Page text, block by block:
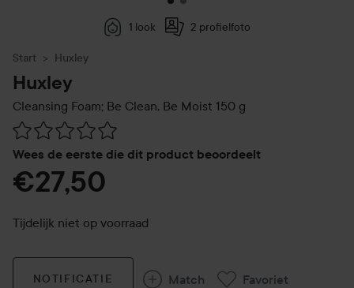
1 look 2 profielfoto
Start Huxley
Huxley
Cleansing Foam; Be Clean, Be Moist 150 g
Wees de eerste die dit product beoordeelt
Ga naar Reviews & reacties
€27,50
Tijdelijk niet op voorraad
NOTIFICATIE Match Favoriet